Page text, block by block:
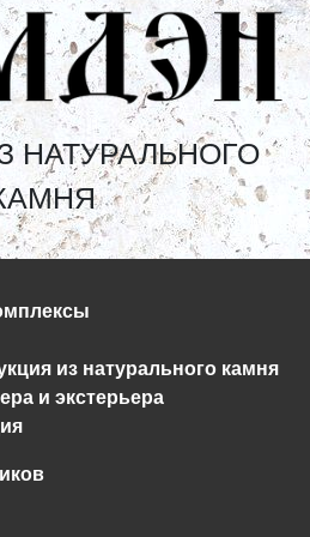
НАТУРАЛЬНОГО
из натурального камня
и экстерьера